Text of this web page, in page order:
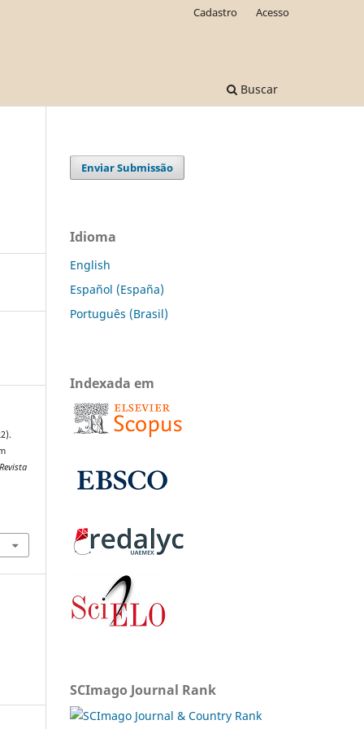
Buscar
Cadastro Acesso
Revista
Enviar Submissão
Idioma
English
Español (España)
Português (Brasil)
Indexada em
SCImago Journal Rank